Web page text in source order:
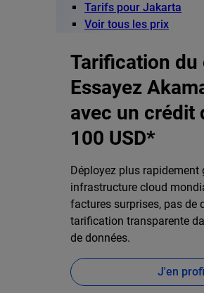
Tarifs pour Jakarta
Voir tous les prix
Tarification du
Essayez
avec un crédit
100 USD*
Déployez plus rapidement
infrastructure cloud
factures surprises, pas de
tarification transparente
de données.
J'en